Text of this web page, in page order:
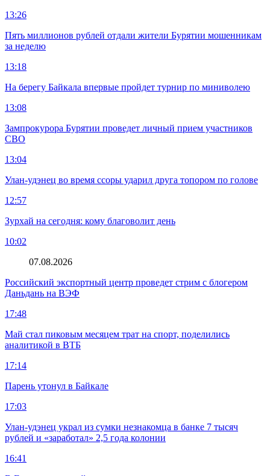
13:26
Пять миллионов рублей отдали жители Бурятии мошенникам
за неделю
13:18
На берегу Байкала впервые пройдет турнир по миниволею
13:08
Зампрокурора Бурятии проведет личный прием участников
СВО
13:04
Улан-удэнец во время ссоры ударил друга топором по голове
12:57
Зурхай на сегодня: кому благоволит день
10:02
07.08.2026
Российский экспортный центр проведет стрим с блогером
Даньдань на ВЭФ
17:48
Май стал пиковым месяцем трат на спорт, поделились
аналитикой в ВТБ
17:14
Парень утонул в Байкале
17:03
Улан-удэнец украл из сумки незнакомца в банке 7 тысяч
рублей и «заработал» 2,5 года колонии
16:41